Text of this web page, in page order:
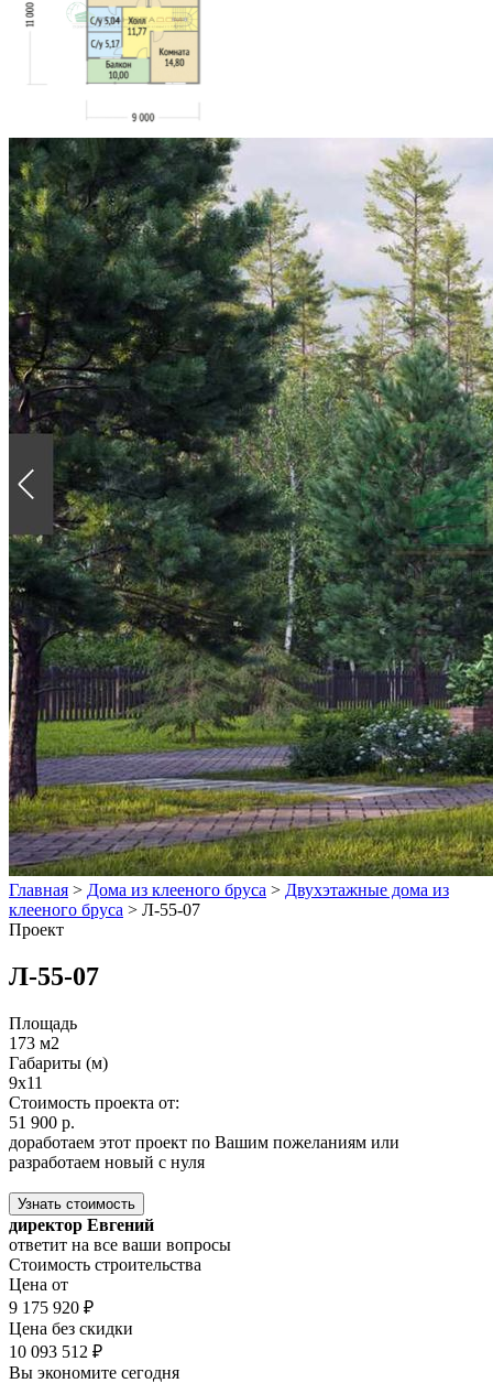
Главная > Дома из клееного бруса > Двухэтажные дома из
клееного бруса > Л-55-07
Проект
Л-55-07
Площадь
173 м2
Габариты (м)
9x11
Стоимость проекта от:
51 900 р.
доработаем этот проект по Вашим пожеланиям или
разработаем новый с нуля
Узнать стоимость
директор Евгений
ответит на все ваши вопросы
Стоимость строительства
Цена от
9 175 920 ₽
Цена без скидки
10 093 512 ₽
Вы экономите сегодня